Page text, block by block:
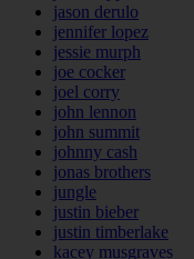
jason derulo
jennifer lopez
jessie murph
joe cocker
joel corry
john lennon
john summit
johnny cash
jonas brothers
jungle
justin bieber
justin timberlake
kacey musgraves